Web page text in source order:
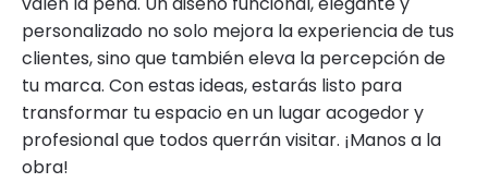
personalizado no solo mejora la experiencia de tus
clientes, sino que también eleva la percepción de
tu marca. Con estas ideas, estarás listo para
transformar tu espacio en un lugar acogedor y
profesional que todos querrán visitar. ¡Manos a la
obra!